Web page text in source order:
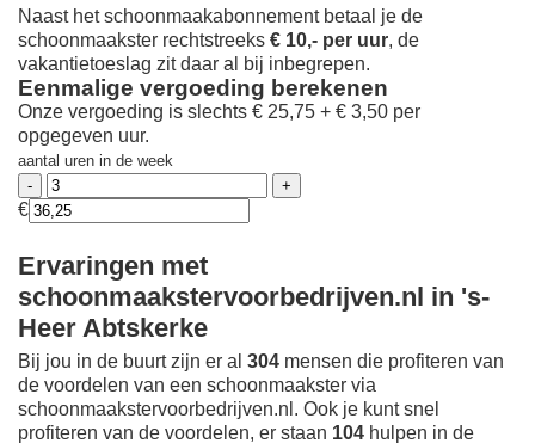
Naast het schoonmaakabonnement betaal je de
schoonmaakster rechtstreeks € 10,- per uur, de
vakantietoeslag zit daar al bij inbegrepen.
Eenmalige vergoeding berekenen
Onze vergoeding is slechts € 25,75 + € 3,50 per
opgegeven uur.
aantal uren in de week
€
Ervaringen met
schoonmaakstervoorbedrijven.nl in 's-
Heer Abtskerke
Bij jou in de buurt zijn er al 304 mensen die profiteren van
de voordelen van een schoonmaakster via
schoonmaakstervoorbedrijven.nl. Ook je kunt snel
profiteren van de voordelen, er staan 104 hulpen in de